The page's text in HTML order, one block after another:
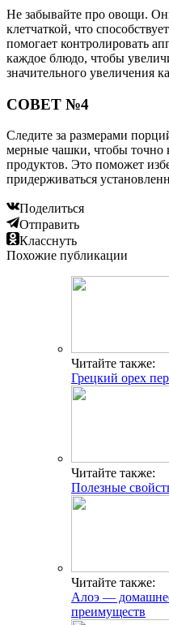
Не забывайте про овощи.
клетчаткой, что
помогает контролировать
каждое блюдо, чтобы
значительного увеличения
СОВЕТ №4
Следите за размерами
мерные чашки, чтобы точно
продуктов. Это поможет
придерживаться
Поделиться
Отправить
Класснуть
Похожие публикации
Читайте также:
Грецкий орех
Читайте также:
Полезные
Читайте также:
Алоэ —
преимуществ